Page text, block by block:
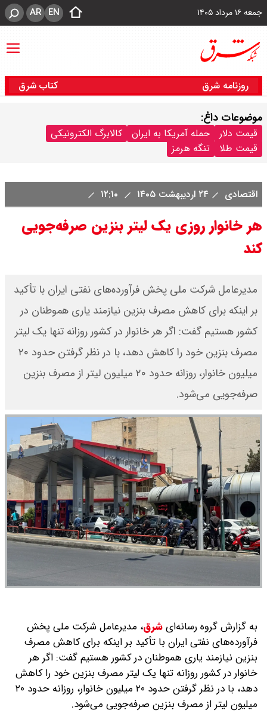
جمعه ۱۶ مرداد ۱۴۰۵ EN
AR
روزنامه شرق کتاب شرق
موضوعات داغ:
قیمت دلار حمله آمریکا به ایران
کالابرگ الکترونیکی
قیمت طلا
تنگه هرمز
اقتصادی ۲۴ اردیبهشت ۱۴۰۵
هر خانوار روزی یک لیتر بنزین صرفه‌جویی
کند
مدیرعامل شرکت ملی پخش فرآورده‌های نفتی ایران با تأکید
بر اینکه برای کاهش مصرف بنزین نیازمند یاری هموطنان در
کشور هستیم گفت: اگر هر خانوار در کشور روزانه تنها یک لیتر
مصرف بنزین خود را کاهش دهد، با در نظر گرفتن حدود ۲۰
میلیون خانوار، روزانه حدود ۲۰ میلیون لیتر از مصرف بنزین
صرفه‌جویی می‌شود.
به گزارش گروه رسانه‌ایشرق، مدیرعامل شرکت ملی پخش
فرآورده‌های نفتی ایران با تأکید بر اینکه برای کاهش مصرف
بنزین نیازمند یاری هموطنان در کشور هستیم گفت: اگر هر
خانوار در کشور روزانه تنها یک لیتر مصرف بنزین خود را کاهش
دهد، با در نظر گرفتن حدود ۲۰ میلیون خانوار، روزانه حدود ۲۰
میلیون لیتر از مصرف بنزین صرفه‌جویی می‌شود.